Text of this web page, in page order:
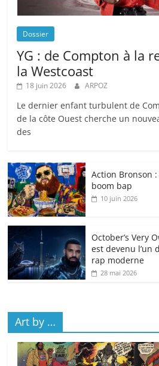
Dossier
YG : de Compton à la
la Westcoast
18 juin 2026 ARPOZ
Le dernier enfant turbulent de
de la côte Ouest cherche un
des
Action Bronson
boom bap
10 juin 2026
October’s Very
est devenu l’un
rap moderne
28 mai 2026
Art by …